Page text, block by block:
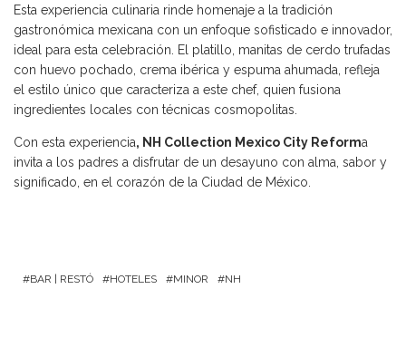
Esta experiencia culinaria rinde homenaje a la tradición
gastronómica mexicana con un enfoque sofisticado e innovador,
ideal para esta celebración. El platillo, manitas de cerdo trufadas
con huevo pochado, crema ibérica y espuma ahumada, refleja
el estilo único que caracteriza a este chef, quien fusiona
ingredientes locales con técnicas cosmopolitas.
Con esta experiencia, NH Collection Mexico City Reforma
invita a los padres a disfrutar de un desayuno con alma, sabor y
significado, en el corazón de la Ciudad de México.
BAR | RESTÓ HOTELES MINOR NH